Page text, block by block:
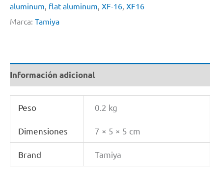
Xf16
Flat
Tamiya
#
Xf16
cantidad
aluminum flat aluminum XF-16 XF16
Marca: Tamiya
Información adicional
Peso 0.2 kg
Dimensiones 7 × 5 × 5 cm
Brand Tamiya